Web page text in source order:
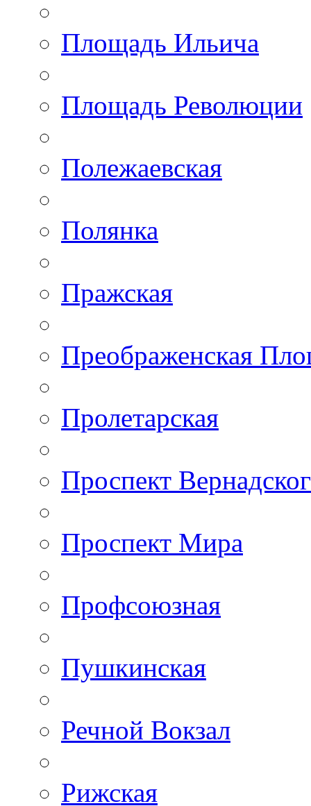
Площадь Ильича
Площадь Революции
Полежаевская
Полянка
Пражская
Преображенская
Пролетарская
Проспект
Проспект Мира
Профсоюзная
Пушкинская
Речной Вокзал
Рижская